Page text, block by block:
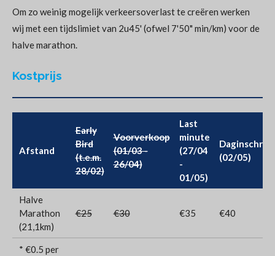
Om zo weinig mogelijk verkeersoverlast te creëren werken
wij met een tijdslimiet van 2u45' (ofwel 7'50" min/km) voor de
halve marathon.
Kostprijs
Afstand
Early
Bird
(t.e.m.
28/02)
Voorverkoop
(01/03 -
26/04)
Last
minute
(27/04
-
01/05)
(02/05)
Halve
Marathon
(21,1km)
€25 €30 €35 €40
* €0.5 per